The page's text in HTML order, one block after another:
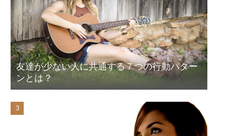
友達が少ない人に共通する７つの行動パター
ンとは？